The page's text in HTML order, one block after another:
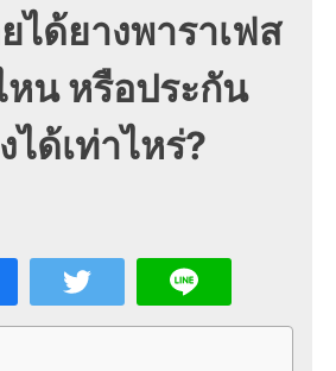
ได้ยางพาราเฟส
หน หรือประกัน
ได้เท่าไหร่?